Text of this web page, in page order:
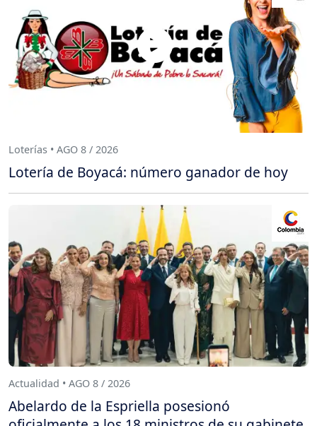
Loterías • AGO 8 / 2026
Lotería de Boyacá: número ganador de hoy
Actualidad • AGO 8 / 2026
Abelardo de la Espriella posesionó